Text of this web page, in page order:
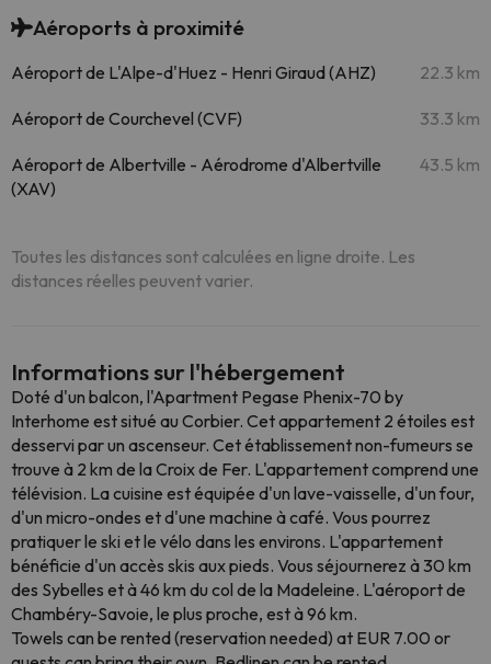
Aéroports à proximité
Aéroport de L'Alpe-d'Huez - Henri Giraud (AHZ) 22.3 km
Aéroport de Courchevel (CVF) 33.3 km
Aéroport de Albertville - Aérodrome d'Albertville
(XAV)
43.5 km
Toutes les distances sont calculées en ligne droite. Les
distances réelles peuvent varier.
Informations sur l'hébergement
Doté d'un balcon, l'Apartment Pegase Phenix-70 by
Interhome est situé au Corbier. Cet appartement 2 étoiles est
desservi par un ascenseur. Cet établissement non-fumeurs se
trouve à 2 km de la Croix de Fer. L'appartement comprend une
télévision. La cuisine est équipée d'un lave-vaisselle, d'un four,
d'un micro-ondes et d'une machine à café. Vous pourrez
pratiquer le ski et le vélo dans les environs. L'appartement
bénéficie d'un accès skis aux pieds. Vous séjournerez à 30 km
des Sybelles et à 46 km du col de la Madeleine. L'aéroport de
Chambéry-Savoie, le plus proche, est à 96 km.
Towels can be rented (reservation needed) at EUR 7.00 or